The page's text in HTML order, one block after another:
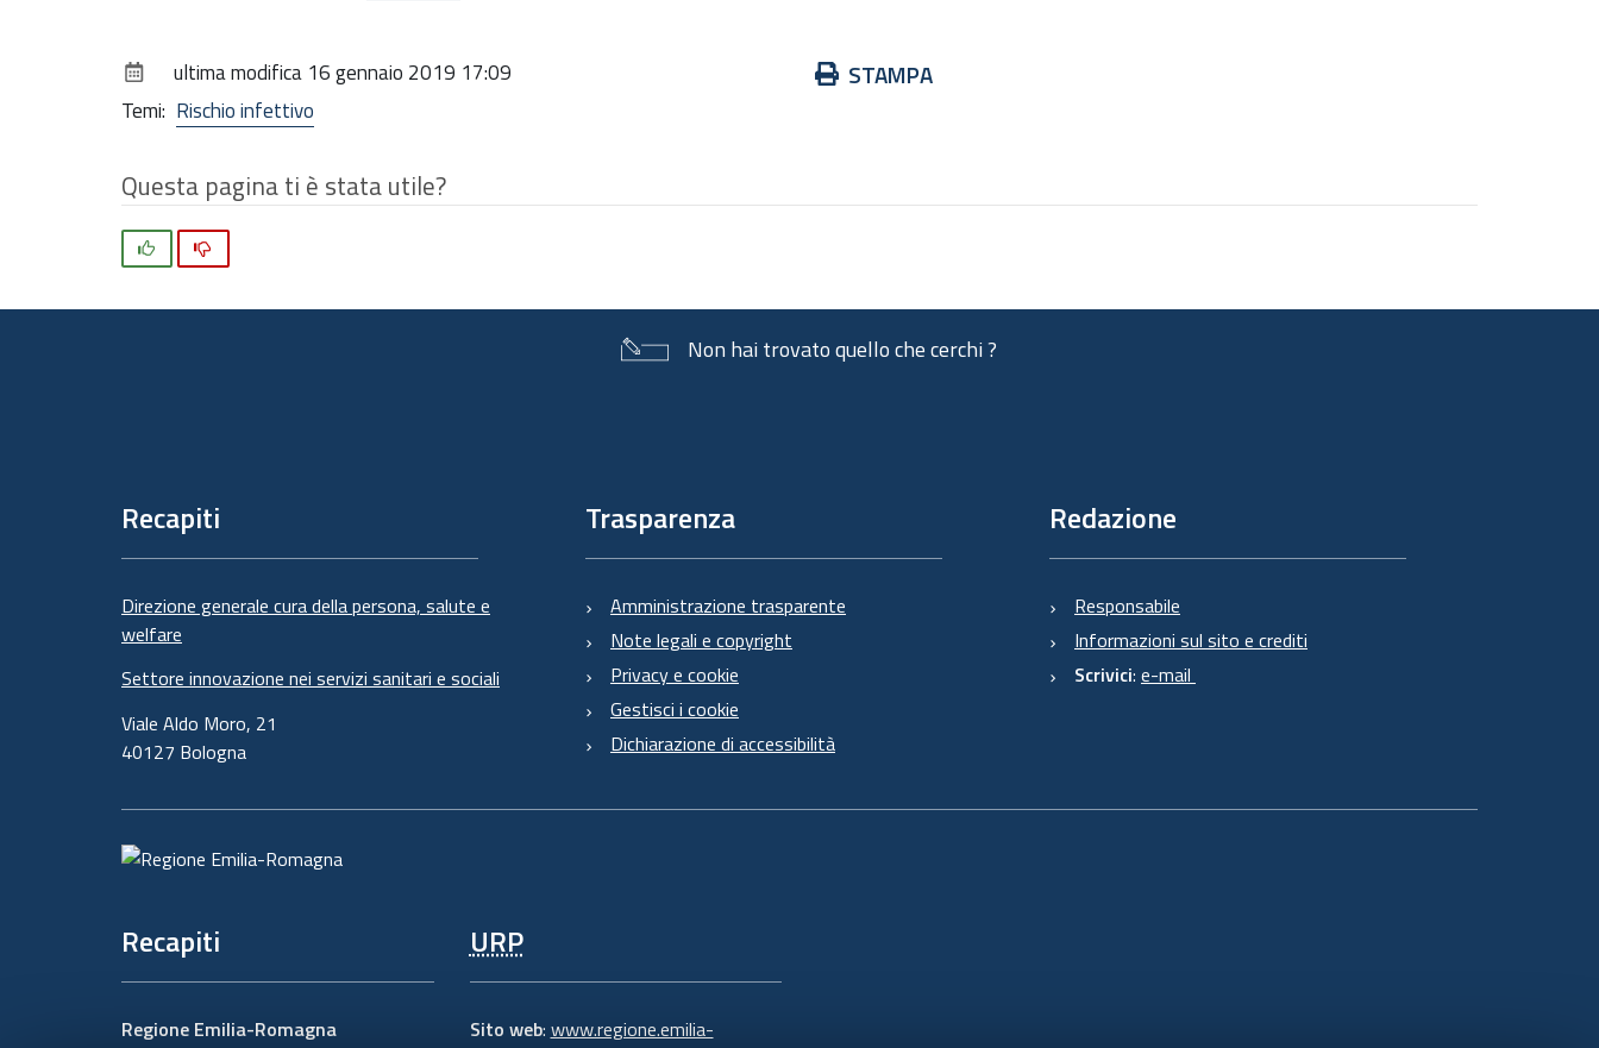
AzioniSTAMPA
ultima modifica 16 gennaio 2019 17:09
Temi: Rischio infettivo
Questa pagina ti è stata utile?
Non hai trovato quello che cerchi ?
Recapiti
Direzione generale cura della persona, salute e
welfare
Settore innovazione nei servizi sanitari e sociali
Viale Aldo Moro, 21
40127 Bologna
Trasparenza
Amministrazione trasparente
Note legali e copyright
Privacy e cookie
Gestisci i cookie
Dichiarazione di accessibilità
Redazione
Responsabile
Informazioni sul sito e crediti
Scrivici: e-mail
Recapiti
Regione Emilia-Romagna
URP
Sito web: www.regione.emilia-